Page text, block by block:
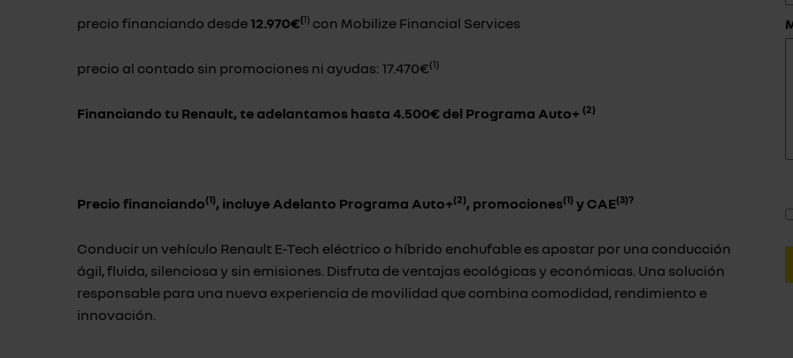
precio financiando desde12.970€(1) con Mobilize Financial Services
precio al contado sin promociones ni ayudas: 17.470€(1)
Financiando tu Renault, te adelantamos hasta 4.500€ del Programa Auto+ (2)
Precio financiando(1), incluye Adelanto Programa Auto+(2), promociones(1) y CAE(3)?
Conducir un vehículo Renault E-Tech eléctrico o híbrido enchufable es apostar por una conducción
ágil, fluida, silenciosa y sin emisiones. Disfruta de ventajas ecológicas y económicas. Una solución
responsable para una nueva experiencia de movilidad que combina comodidad, rendimiento e
innovación.